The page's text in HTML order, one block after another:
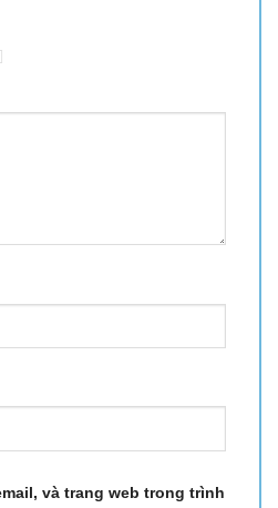
và trang web trong trình